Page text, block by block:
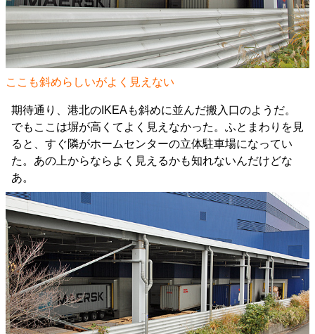
ここも斜めらしいがよく見えない
期待通り、港北のIKEAも斜めに並んだ搬入口のようだ。
でもここは塀が高くてよく見えなかった。ふとまわりを見
ると、すぐ隣がホームセンターの立体駐車場になってい
た。あの上からならよく見えるかも知れないんだけどな
あ。